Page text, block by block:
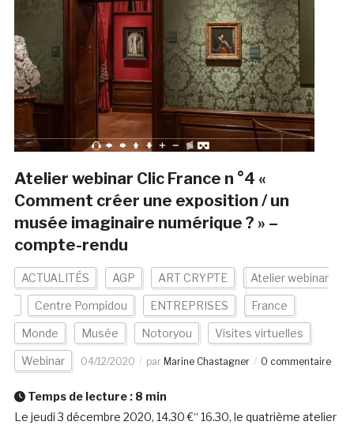
Atelier webinar Clic France n °4 «
Comment créer une exposition / un
musée imaginaire numérique ? » –
compte-rendu
ACTUALITÉS AGP ART CRYPTE Atelier webinar
Centre Pompidou ENTREPRISES France
Monde Musée Notoryou Visites virtuelles
Webinar 04/12/2020 par Marine Chastagner 0 commentaire
Temps de lecture : 8 min
Le jeudi 3 décembre 2020, 14.30 €“ 16.30, le quatrième atelier